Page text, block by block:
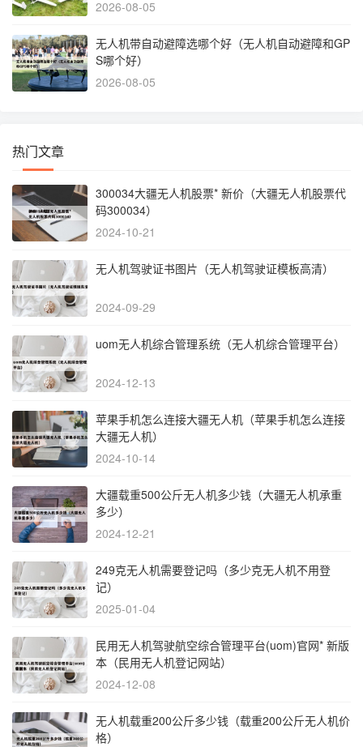
2026-08-05
无人机带自动避障选哪个好（无人机自动避障和GP
S哪个好）
2026-08-05
热门文章
300034大疆无人机股票* 新价（大疆无人机股票代
码300034）
2024-10-21
无人机驾驶证书图片（无人机驾驶证模板高清）
2024-09-29
uom无人机综合管理系统（无人机综合管理平台）
2024-12-13
苹果手机怎么连接大疆无人机（苹果手机怎么连接
大疆无人机）
2024-10-14
大疆载重500公斤无人机多少钱（大疆无人机承重
多少）
2024-12-21
249克无人机需要登记吗（多少克无人机不用登
记）
2025-01-04
民用无人机驾驶航空综合管理平台(uom)官网* 新版
本（民用无人机登记网站）
2024-12-08
无人机载重200公斤多少钱（载重200公斤无人机价
格）